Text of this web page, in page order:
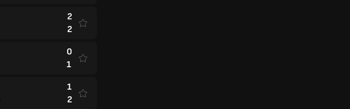
2
2
0
1
1
2